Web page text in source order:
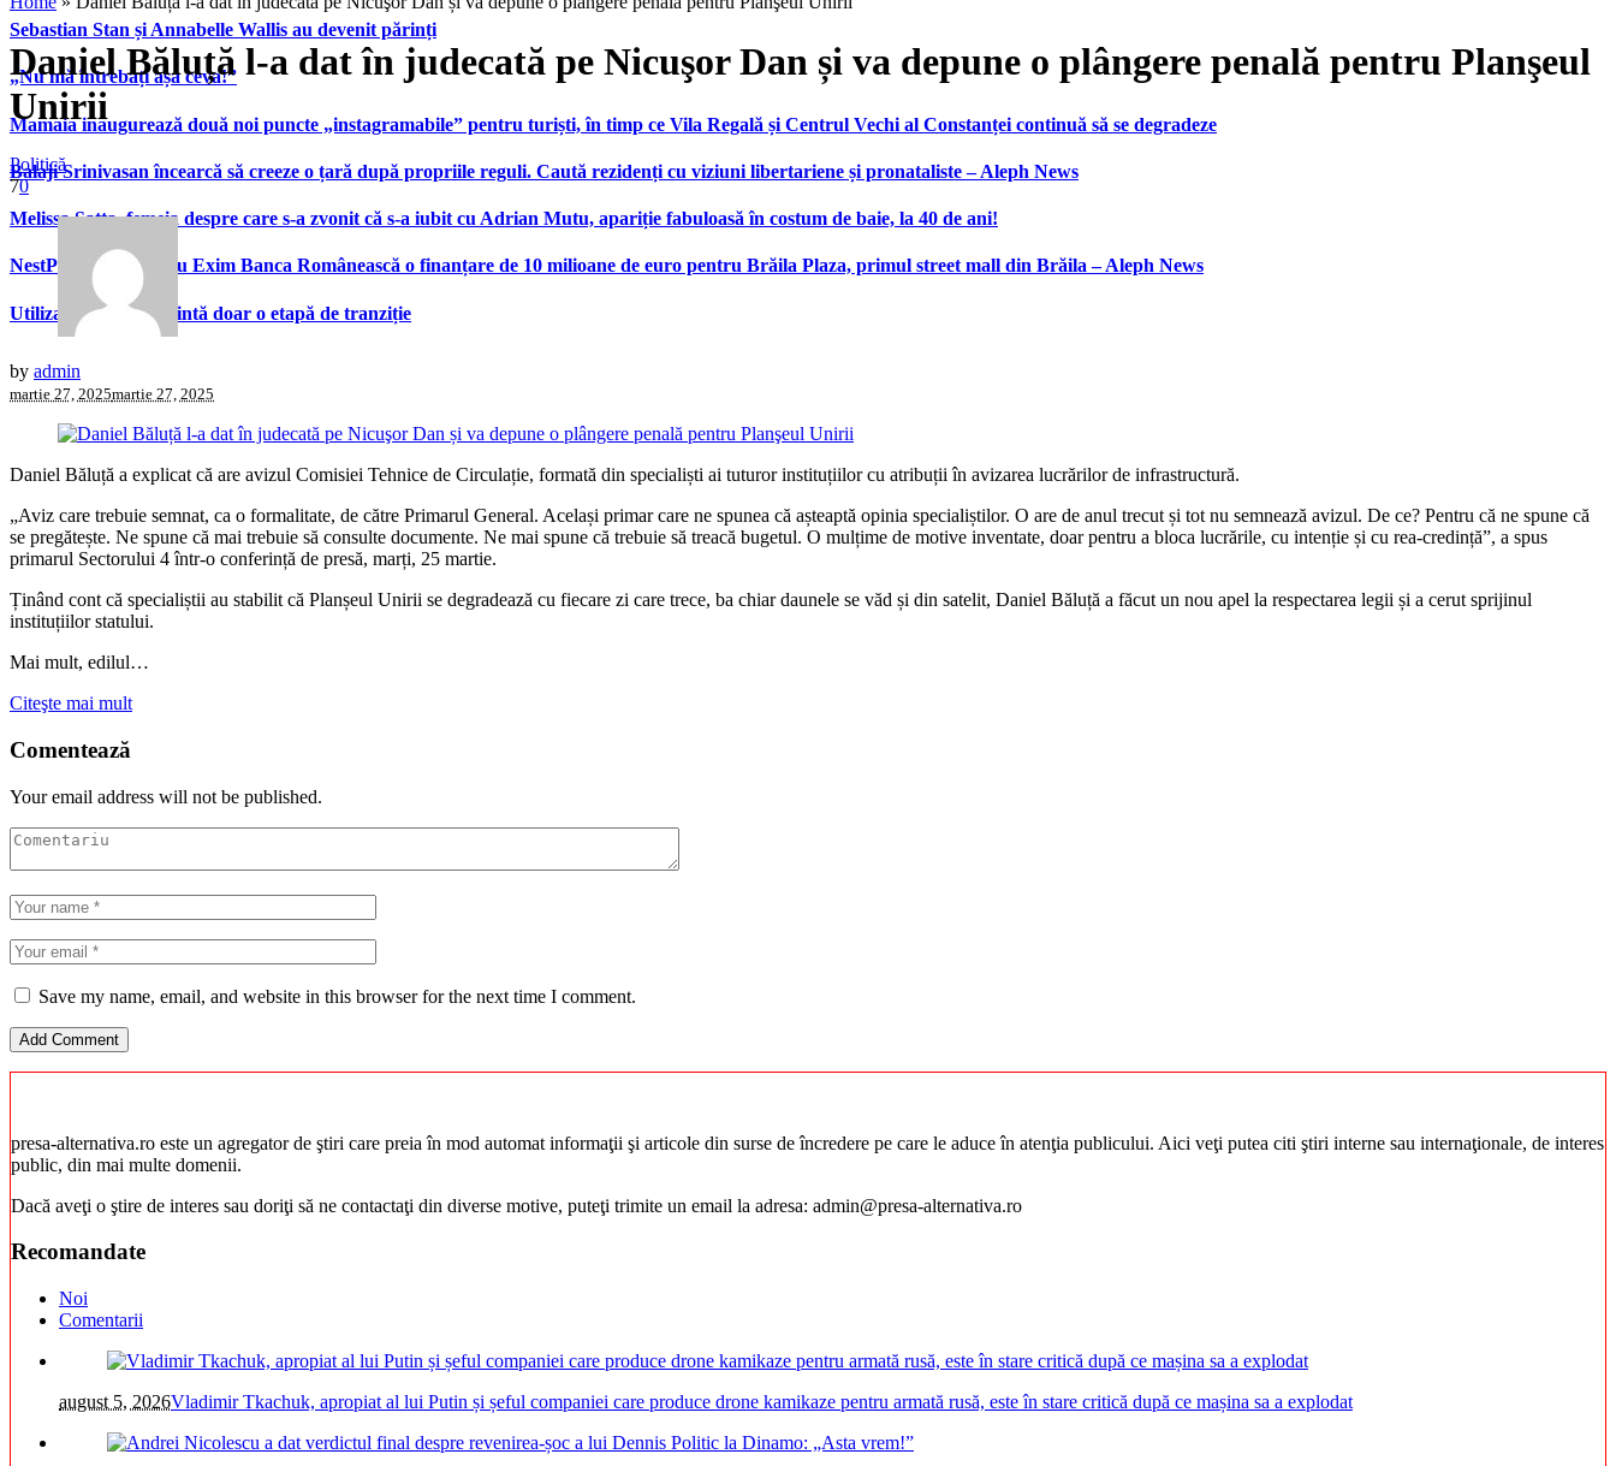
Sebastian Stan și Annabelle Wallis au devenit părinți
„Nu mă întrebați așa ceva!”
Mamaia inaugurează două noi puncte „instagramabile” pentru turiști, în timp ce Vila Regală și Centrul Vechi al Constanței continuă să se degradeze
Balaji Srinivasan încearcă să creeze o țară după propriile reguli. Caută rezidenți cu viziuni libertariene și pronataliste – Aleph News
Melissa Satta, femeia despre care s-a zvonit că s-a iubit cu Adrian Mutu, apariție fabuloasă în costum de baie, la 40 de ani!
NestPlus semnează cu Exim Banca Românească o finanțare de 10 milioane de euro pentru Brăila Plaza, primul street mall din Brăila – Aleph News
Utilizarea A.I reprezintă doar o etapă de tranziție
Daniel Băluță l-a dat în judecată pe Nicuşor Dan și va depune o plângere penală pentru Planşeul
Unirii
Politică
70
by admin
martie 27, 2025martie 27, 2025
Daniel Băluță a explicat că are avizul Comisiei Tehnice de Circulație, formată din specialiști ai tuturor instituțiilor cu atribuții în avizarea lucrărilor de infrastructură.
„Aviz care trebuie semnat, ca o formalitate, de către Primarul General. Același primar care ne spunea că așteaptă opinia specialiștilor. O are de anul trecut și tot nu semnează avizul. De ce? Pentru că ne spune că
se pregătește. Ne spune că mai trebuie să consulte documente. Ne mai spune că trebuie să treacă bugetul. O mulțime de motive inventate, doar pentru a bloca lucrările, cu intenție și cu rea-credință”, a spus
primarul Sectorului 4 într-o conferință de presă, marți, 25 martie.
Ținând cont că specialiștii au stabilit că Planșeul Unirii se degradează cu fiecare zi care trece, ba chiar daunele se văd și din satelit, Daniel Băluță a făcut un nou apel la respectarea legii și a cerut sprijinul
instituțiilor statului.
Mai mult, edilul…
Citeşte mai mult
Comentează
Your email address will not be published.
Save my name, email, and website in this browser for the next time I comment.
presa-alternativa.ro este un agregator de ştiri care preia în mod automat informaţii şi articole din surse de încredere pe care le aduce în atenţia publicului. Aici veţi putea citi ştiri interne sau internaţionale, de interes
public, din mai multe domenii.
Dacă aveţi o ştire de interes sau doriţi să ne contactaţi din diverse motive, puteţi trimite un email la adresa: admin@presa-alternativa.ro
Recomandate
Noi
Comentarii
august 5, 2026Vladimir Tkachuk, apropiat al lui Putin și șeful companiei care produce drone kamikaze pentru armată rusă, este în stare critică după ce mașina sa a explodat